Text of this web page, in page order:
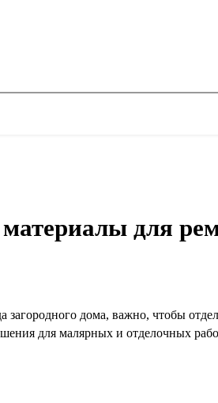
для
загородного дома, важно, чтобы
для малярных и отделочных